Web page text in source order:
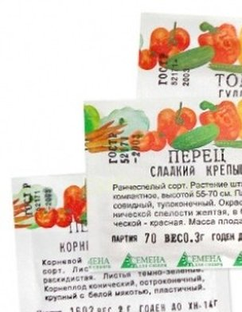
Заказать обратный звонок
Газонные травы, сидераты
Горшки, рассадники, аксессуары
Посадочный материал
Садовый инструмент, инвентарь
Консервирование